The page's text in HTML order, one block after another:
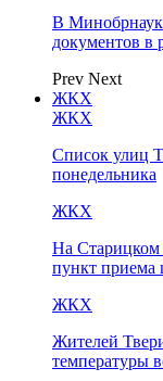
В
документов в
Prev Next
ЖКХ
ЖКХ
Список улиц
понедельника
ЖКХ
На Старицком
пункт приема
ЖКХ
Жителей
температуры